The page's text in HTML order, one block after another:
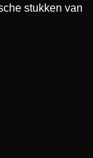
stukken van